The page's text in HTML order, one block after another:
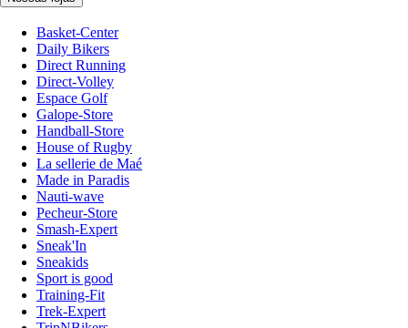
Basket-Center
Daily Bikers
Direct Running
Direct-Volley
Espace Golf
Galope-Store
Handball-Store
House of Rugby
La sellerie de Maé
Made in Paradis
Nauti-wave
Pecheur-Store
Smash-Expert
Sneak'In
Sneakids
Sport is good
Training-Fit
Trek-Expert